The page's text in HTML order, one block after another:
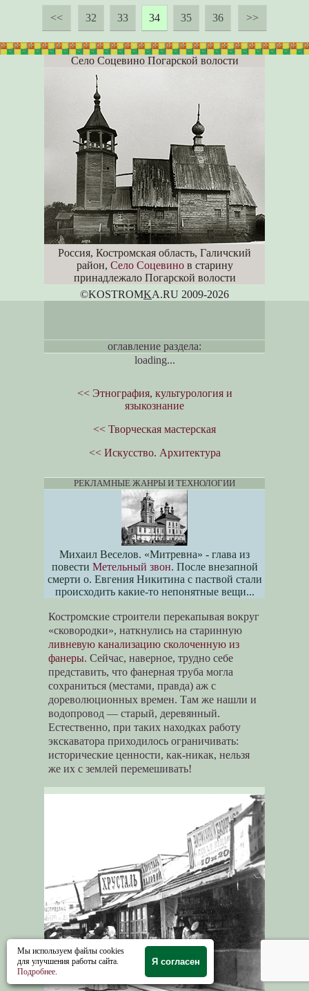
<< 32 33 34 35 36 >>
Село Соцевино Погарской волости
Россия, Костромская область, Галичский
район, Село Соцевинов старину
принадлежало Погарской волости
©KOSTROMKA.RU 2009-2026
оглавление раздела:
loading...
<< Этнография, культурология и
языкознание
<< Творческая мастерская
<< Искусство. Архитектура
РЕКЛАМНЫЕ ЖАНРЫ И ТЕХНОЛОГИИ
Михаил Веселов. «Митревна» - глава из
повести Метельный звон. После внезапной
смерти о. Евгения Никитина с паствой стали
происходить какие-то непонятные вещи...
Костромские строители перекапывая вокруг
«сковородки», наткнулись на старинную
ливневую канализацию сколоченную из
фанеры. Сейчас, наверное, трудно себе
представить, что фанерная труба могла
сохраниться (местами, правда) аж с
дореволюционных времен. Там же нашли и
водопровод — старый, деревянный.
Естественно, при таких находках работу
экскаватора приходилось ограничивать:
исторические ценности, как-никак, нельзя
же их с землей перемешивать!
Мы используем файлы cookies
для улучшения работы сайта.
Подробнее.
Я согласен